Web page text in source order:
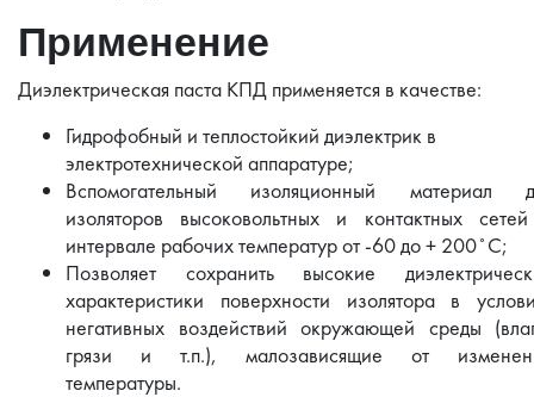
Применение
Диэлектрическая паста КПД применяется в качестве:
Гидрофобный и теплостойкий диэлектрик в
электротехнической аппаратуре;
Вспомогательный изоляционный материал
изоляторов высоковольтных и контактных
интервале рабочих температур от -60 до + 200˚C;
Позволяет сохранить высокие
характеристики поверхности изолятора в
негативных воздействий окружающей среды
грязи и т.п.), малозависящие от
температуры.